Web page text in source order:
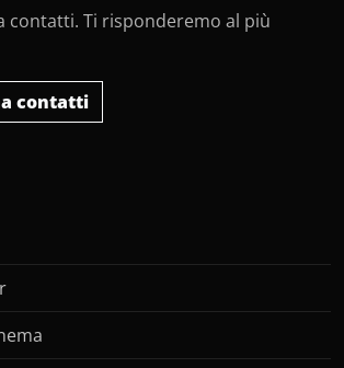
contatti. Ti risponderemo al più
contatti